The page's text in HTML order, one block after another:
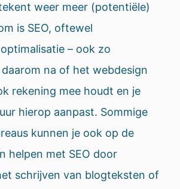
weer meer (potentiële)
is SEO, oftewel
– ook zo
daarom na of het webdesign
rekening mee houdt en je
hierop aanpast. Sommige
kunnen je ook op de
helpen met SEO door
schrijven van blogteksten of